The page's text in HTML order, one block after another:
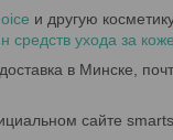
и другую
средств ухода за
в Минске,
сайте